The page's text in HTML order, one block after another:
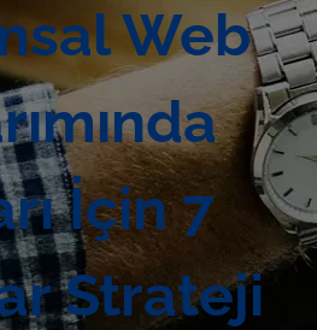
Web
İçin 7
Strateji